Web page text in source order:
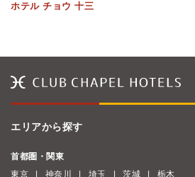
ホテル チョウ 十三
エリアから探す
首都圏・関東
東京
神奈川 埼玉 茨城 栃木